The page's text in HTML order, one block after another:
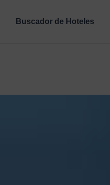
Buscador de Hoteles